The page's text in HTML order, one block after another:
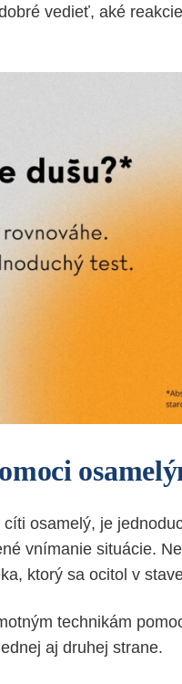
vedieť, aké
osamelý, je
vnímanie situácie.
ktorý sa ocitol v
technikám
aj druhej strane.